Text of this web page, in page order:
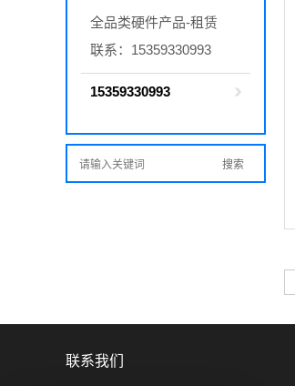
全品类硬件产品-租赁
联系：15359330993
15359330993
联系我们